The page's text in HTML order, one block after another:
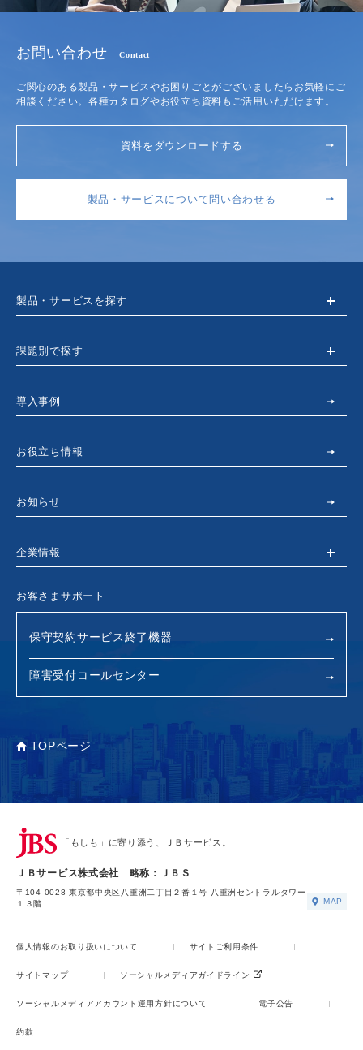
お問い合わせ Contact
ご関心のある製品・サービスやお困りごとがございましたらお気軽にご
相談ください。各種カタログやお役立ち資料もご活用いただけます。
資料をダウンロードする
製品・サービスについて問い合わせる
製品・サービスを探す
課題別で探す
導入事例
お役立ち情報
お知らせ
企業情報
お客さまサポート
保守契約サービス終了機器
障害受付コールセンター
TOPページ
「もしも」に寄り添う、ＪＢサービス。
ＪＢサービス株式会社 略称：ＪＢＳ
〒104-0028 東京都中央区八重洲二丁目２番１号 八重洲セントラルタワー
１３階
MAP
個人情報のお取り扱いについて サイトご利用条件
サイトマップ ソーシャルメディアガイドライン
ソーシャルメディアアカウント運用方針について 電子公告
約款